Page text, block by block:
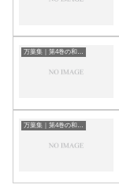
万葉集｜第4巻の和歌一覧